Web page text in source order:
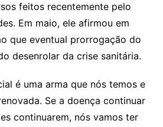
feitos recentemente pelo
Em maio, ele afirmou em
que eventual prorrogação do
desenrolar da crise sanitária.
é uma arma que nós temos e
Se a doença continuar
continuarem, nós vamos ter